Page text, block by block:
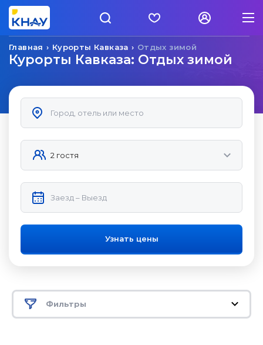
Отдых зимой
Курорты Кавказа
Главная
Курорты Кавказа: Отдых зимой
Узнать цены
Фильтры